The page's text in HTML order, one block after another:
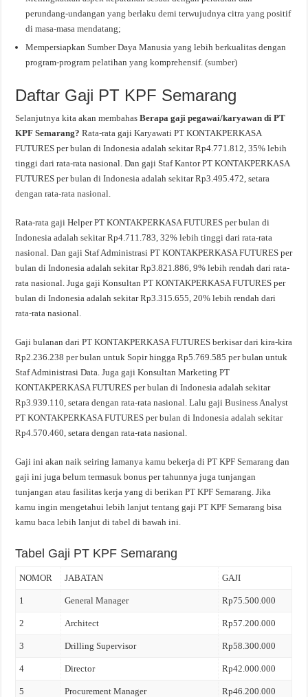
perundang-undangan yang berlaku demi terwujudnya citra yang positif
di masa-masa mendatang;
Mempersiapkan Sumber Daya Manusia yang lebih berkualitas dengan
program-program pelatihan yang komprehensif. (sumber)
Daftar Gaji PT KPF Semarang
Selanjutnya kita akan membahasBerapa gaji pegawai/karyawan di PT
KPF Semarang?Rata-rata gaji Karyawati PT KONTAKPERKASA
FUTURES per bulan di Indonesia adalah sekitar Rp4.771.812, 35% lebih
tinggi dari rata-rata nasional. Dan gaji Staf Kantor PT KONTAKPERKASA
FUTURES per bulan di Indonesia adalah sekitar Rp3.495.472, setara
dengan rata-rata nasional.
Rata-rata gaji Helper PT KONTAKPERKASA FUTURES per bulan di
Indonesia adalah sekitar Rp4.711.783, 32% lebih tinggi dari rata-rata
nasional. Dan gaji Staf Administrasi PT KONTAKPERKASA FUTURES per
bulan di Indonesia adalah sekitar Rp3.821.886, 9% lebih rendah dari rata-
rata nasional. Juga gaji Konsultan PT KONTAKPERKASA FUTURES per
bulan di Indonesia adalah sekitar Rp3.315.655, 20% lebih rendah dari
rata-rata nasional.
Gaji bulanan dari PT KONTAKPERKASA FUTURES berkisar dari kira-kira
Rp2.236.238 per bulan untuk Sopir hingga Rp5.769.585 per bulan untuk
Staf Administrasi Data. Juga gaji Konsultan Marketing PT
KONTAKPERKASA FUTURES per bulan di Indonesia adalah sekitar
Rp3.939.110, setara dengan rata-rata nasional. Lalu gaji Business Analyst
PT KONTAKPERKASA FUTURES per bulan di Indonesia adalah sekitar
Rp4.570.460, setara dengan rata-rata nasional.
Gaji ini akan naik seiring lamanya kamu bekerja di PT KPF Semarang dan
gaji ini juga belum termasuk bonus per tahunnya juga tunjangan
tunjangan atau fasilitas kerja yang di berikan PT KPF Semarang. Jika
kamu ingin mengetahui lebih lanjut tentang gaji PT KPF Semarang bisa
kamu baca lebih lanjut di tabel di bawah ini.
Tabel Gaji PT KPF Semarang
NOMOR JABATAN GAJI
1 General Manager Rp75.500.000
2 Architect Rp57.200.000
3 Drilling Supervisor Rp58.300.000
4 Director Rp42.000.000
5 Procurement Manager Rp46.200.000